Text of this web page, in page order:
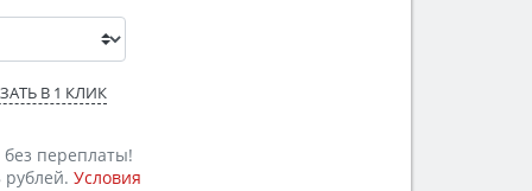
В 1 КЛИК
переплаты!
Условия